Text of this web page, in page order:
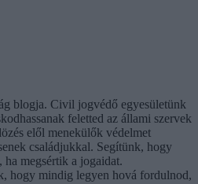
blogja. Civil jogvédő egyesületünk
feletted az állami szervek
elől menekülők védelmet
családjukkal. Segítünk, hogy
megsértik a jogaidat.
hogy mindig legyen hová fordulnod,